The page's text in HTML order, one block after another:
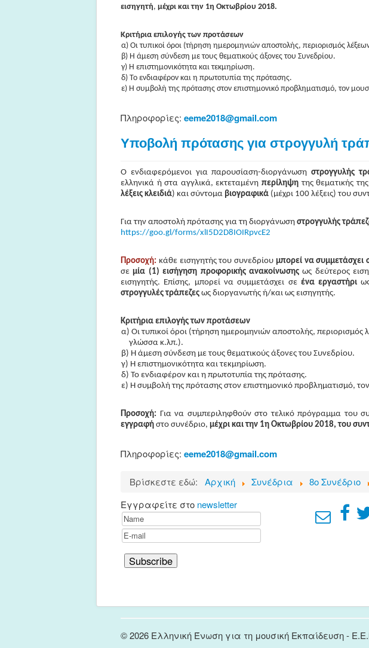
εισηγητή, μέχρι και την 1η Οκτωβρίου 2018.
Κριτήρια επιλογής των προτάσεων
α) Οι τυπικοί όροι (τήρηση ημερομηνιών αποστολής, περιορισμός
β) Η άμεση σύνδεση με τους θεματικούς άξονες του Συνεδρίου.
γ) Η επιστημονικότητα και τεκμηρίωση.
δ) Το ενδιαφέρον και η πρωτοτυπία της πρότασης.
ε) Η συμβολή της πρότασης στον επιστημονικό προβληματισμό, τον
Πληροφορίες: eeme2018@gmail.com
Υποβολή πρότασης για στρογγυλή
Ο ενδιαφερόμενοι για παρουσίαση-διοργάνωσηστρογγυλής
ελληνικά ή στα αγγλικά, εκτεταμένηπερίληψη της θεματικής
λέξεις κλειδιά) και σύντομα βιογραφικά (μέχρι 100 λέξεις) του
Για την αποστολή πρότασης για τη διοργάνωση στρογγυλής
https://goo.gl/forms/xlI5D2D8IOIRpvcE2
Προσοχή: κάθε εισηγητής του συνεδρίου μπορεί να
σεμία (1) εισήγηση προφορικής ανακοίνωσηςως δεύτερος
εισηγητής. Επίσης, μπορεί να συμμετάσχει σε ένα εργαστήρι
στρογγυλές τράπεζες ως διοργανωτής ή/και ως εισηγητής.
Κριτήρια επιλογής των προτάσεων
α) Οι τυπικοί όροι (τήρηση ημερομηνιών αποστολής,
γλώσσα κ.λπ.).
β) Η άμεση σύνδεση με τους θεματικούς άξονες του Συνεδρίου.
γ) Η επιστημονικότητα και τεκμηρίωση.
δ) Το ενδιαφέρον και η πρωτοτυπία της πρότασης.
ε) Η συμβολή της πρότασης στον επιστημονικό προβληματισμό,
Προσοχή: Για να συμπεριληφθούν στο τελικό πρόγραμμα του
εγγραφή στο συνέδριο, μέχρι και την 1η Οκτωβρίου 2018, του
Πληροφορίες: eeme2018@gmail.com
Βρίσκεστε εδώ: Αρχική Συνέδρια 8ο Συνέδριο
Εγγραφείτε στο newsletter
© 2026 Ελληνική Ένωση για τη μουσική Εκπαίδευση -